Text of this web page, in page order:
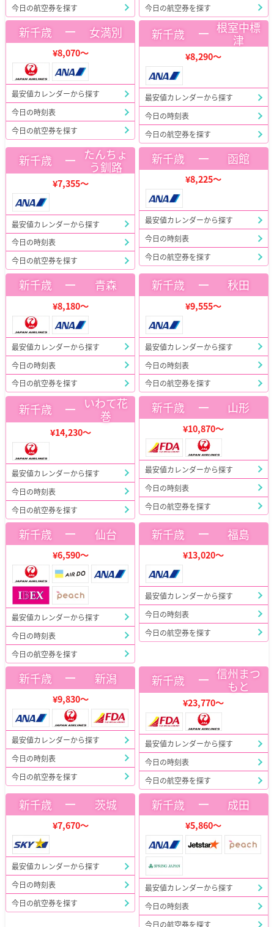
今日の航空券を探す
今日の航空券を探す
新千歳 ー 女満別
¥8,070～
最安値カレンダーから探す
今日の時刻表
今日の航空券を探す
新千歳 ー 根室中標
津
¥8,290～
最安値カレンダーから探す
今日の時刻表
今日の航空券を探す
新千歳 ー
たんちょ
う釧路
¥7,355～
最安値カレンダーから探す
今日の時刻表
今日の航空券を探す
新千歳 ー 函館
¥8,225～
最安値カレンダーから探す
今日の時刻表
今日の航空券を探す
新千歳 ー 青森
¥8,180～
最安値カレンダーから探す
今日の時刻表
今日の航空券を探す
新千歳 ー 秋田
¥9,555～
最安値カレンダーから探す
今日の時刻表
今日の航空券を探す
新千歳 ー
いわて花
巻
¥14,230～
最安値カレンダーから探す
今日の時刻表
今日の航空券を探す
新千歳 ー 山形
¥10,870～
最安値カレンダーから探す
今日の時刻表
今日の航空券を探す
新千歳 ー 仙台
¥6,590～
最安値カレンダーから探す
今日の時刻表
今日の航空券を探す
新千歳 ー 福島
¥13,020～
最安値カレンダーから探す
今日の時刻表
今日の航空券を探す
新千歳 ー 新潟
¥9,830～
最安値カレンダーから探す
今日の時刻表
今日の航空券を探す
新千歳 ー 信州まつ
もと
¥23,770～
最安値カレンダーから探す
今日の時刻表
今日の航空券を探す
新千歳 ー 茨城
¥7,670～
最安値カレンダーから探す
今日の時刻表
今日の航空券を探す
新千歳 ー 成田
¥5,860～
最安値カレンダーから探す
今日の時刻表
今日の航空券を探す